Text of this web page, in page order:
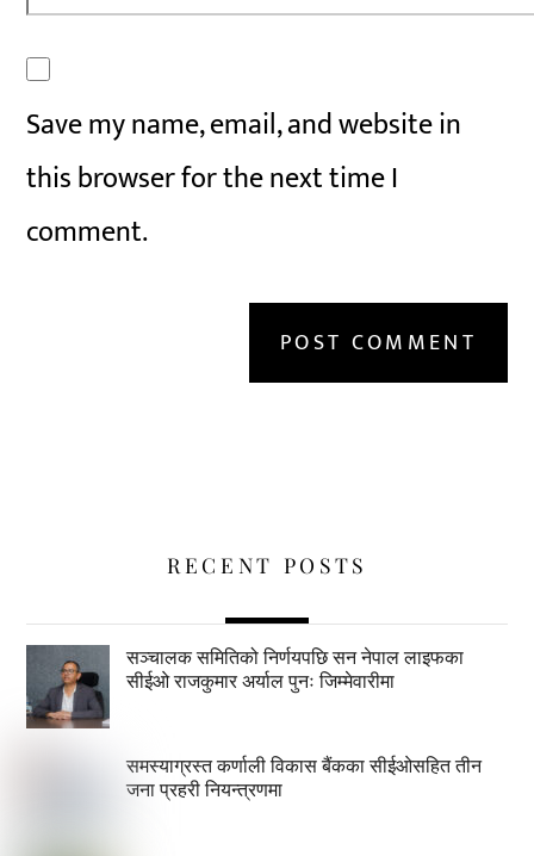
Save my name, email, and website in
this browser for the next time I
comment.
RECENT POSTS
सञ्चालक समितिको निर्णयपछि सन नेपाल लाइफका
सीईओ राजकुमार अर्याल पुनः जिम्मेवारीमा
समस्याग्रस्त कर्णाली विकास बैंकका सीईओसहित तीन
जना प्रहरी नियन्त्रणमा